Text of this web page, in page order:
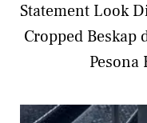
Statement Look
Cropped Beskap